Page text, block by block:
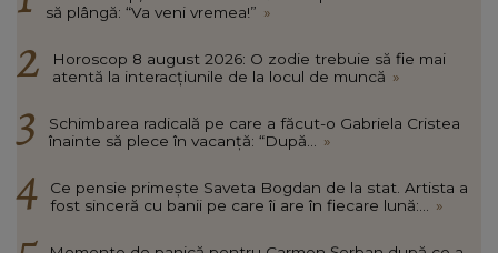
să plângă: “Va veni vremea!” »
Horoscop 8 august 2026: O zodie trebuie să fie mai
atentă la interacțiunile de la locul de muncă »
Schimbarea radicală pe care a făcut-o Gabriela Cristea
înainte să plece în vacanță: “După...
»
Ce pensie primește Saveta Bogdan de la stat. Artista a
fost sinceră cu banii pe care îi are în fiecare lună:...
»